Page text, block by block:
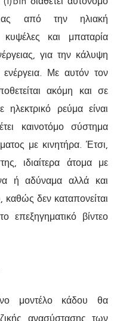
από την ηλιακή
κυψέλες και μπαταρία
για την κάλυψη
Με αυτόν τον
ακόμη και σε
ρεύμα είναι
καινοτόμο σύστημα
με κινητήρα. Έτσι,
ιδιαίτερα άτομα με
ή αδύναμα αλλά και
καθώς δεν καταπονείται
επεξηγηματικό βίντεο
μοντέλο κάδου θα
ανασύστασης των